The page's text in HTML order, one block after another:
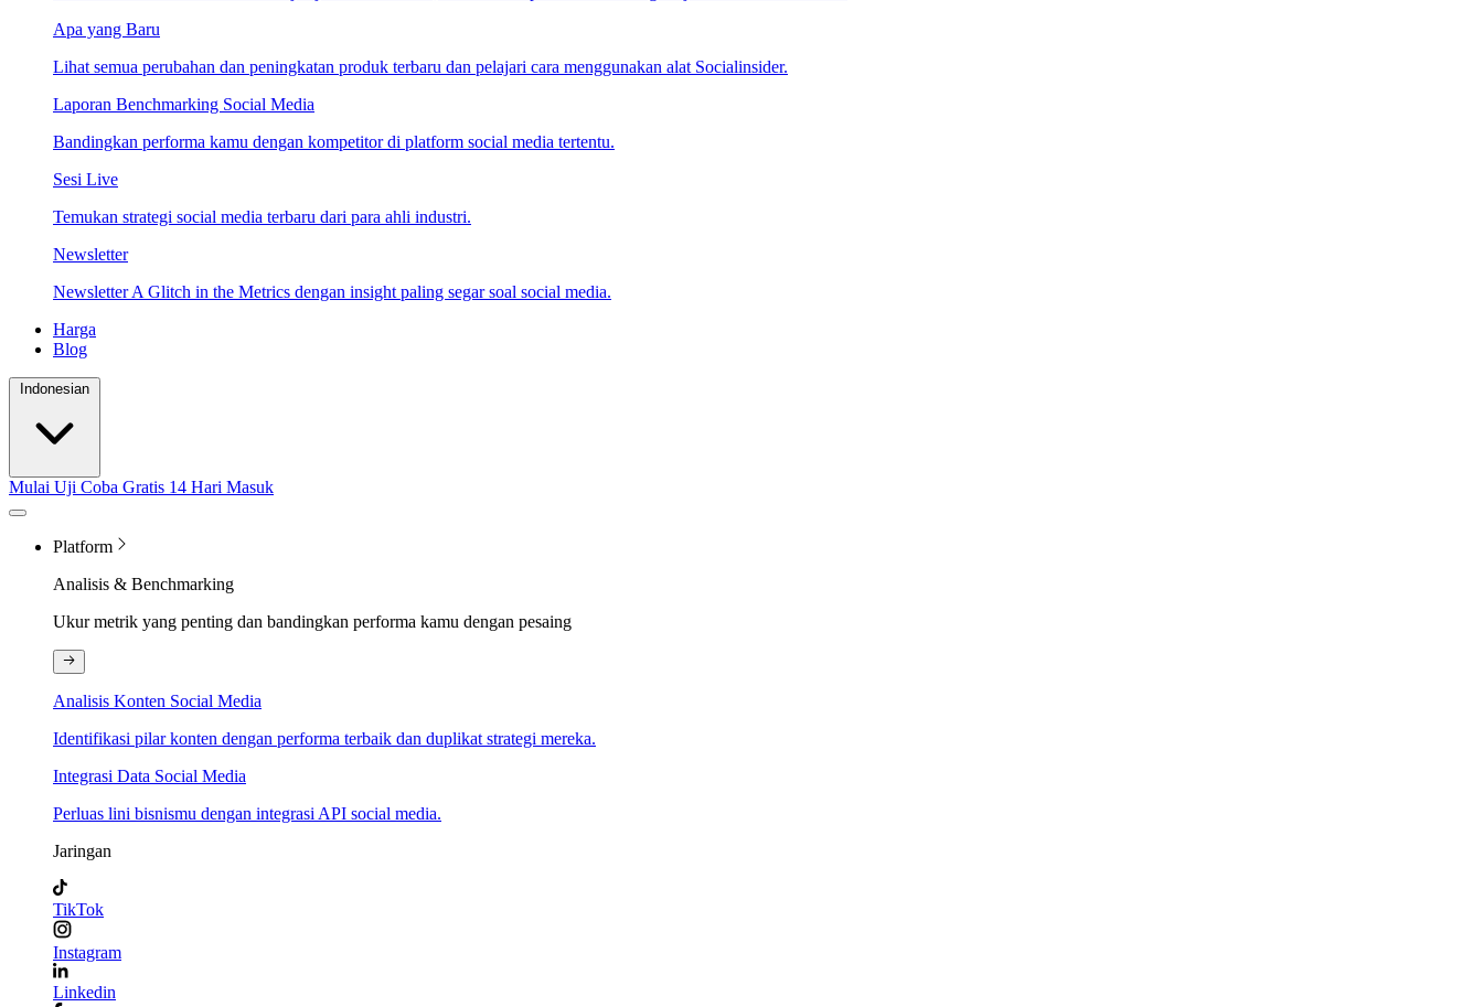
Apa yang Baru
Lihat semua perubahan dan peningkatan produk terbaru dan pelajari cara menggunakan alat Socialinsider.
Laporan Benchmarking Social Media
Bandingkan performa kamu dengan kompetitor di platform social media tertentu.
Sesi Live
Temukan strategi social media terbaru dari para ahli industri.
Newsletter
Newsletter A Glitch in the Metrics dengan insight paling segar soal social media.
Harga
Blog
Mulai Uji Coba Gratis 14 Hari Masuk
Platform
Analisis & Benchmarking
Ukur metrik yang penting dan bandingkan performa kamu dengan pesaing
Analisis Konten Social Media
Identifikasi pilar konten dengan performa terbaik dan duplikat strategi mereka.
Integrasi Data Social Media
Perluas lini bisnismu dengan integrasi API social media.
Jaringan
TikTok
Instagram
Linkedin